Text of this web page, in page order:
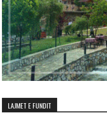
LAJMET E FUNDIT